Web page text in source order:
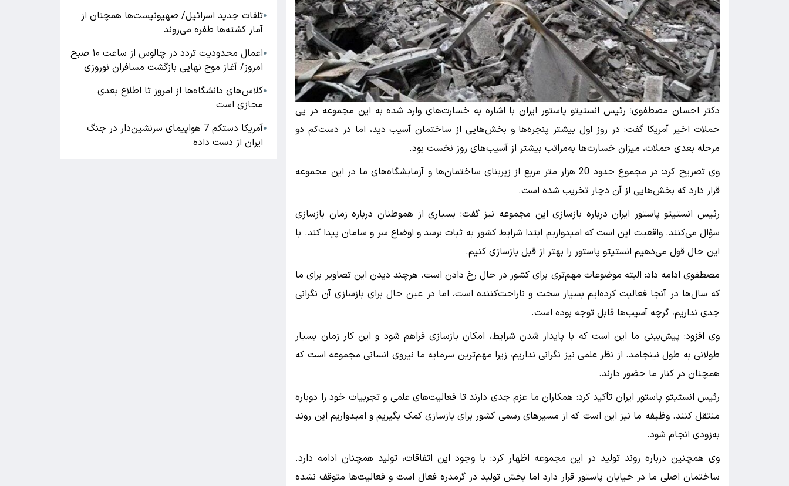
دکتر احسان مصطفوی؛ رئیس انستیتو پاستور ایران با اشاره به خسارت‌های وارد شده به این مجموعه در پی
حملات اخیر آمریکا گفت: در روز اول بیشتر پنجره‌ها و بخش‌هایی از ساختمان آسیب دید، اما در دست‌کم دو
مرحله بعدی حملات، میزان خسارت‌ها به‌مراتب بیشتر از آسیب‌های روز نخست بود.
وی تصریح کرد: در مجموع حدود 20 هزار متر مربع از زیربنای ساختمان‌ها و آزمایشگاه‌های ما در این مجموعه
قرار دارد که بخش‌هایی از آن دچار تخریب شده است.
رئیس انستیتو پاستور ایران درباره بازسازی این مجموعه نیز گفت: بسیاری از هموطنان درباره زمان بازسازی
سؤال می‌کنند. واقعیت این است که امیدواریم ابتدا شرایط کشور به ثبات برسد و اوضاع سر و سامان پیدا کند. با
این حال قول می‌دهیم انستیتو پاستور را بهتر از قبل بازسازی کنیم.
مصطفوی ادامه داد: البته موضوعات مهم‌تری برای کشور در حال رخ دادن است. هرچند دیدن این تصاویر برای ما
که سال‌ها در آنجا فعالیت کرده‌ایم بسیار سخت و ناراحت‌کننده است، اما در عین حال برای بازسازی آن نگرانی
جدی نداریم، گرچه آسیب‌ها قابل توجه بوده است.
وی افزود: پیش‌بینی ما این است که با پایدار شدن شرایط، امکان بازسازی فراهم شود و این کار زمان بسیار
طولانی به طول نینجامد. از نظر علمی نیز نگرانی نداریم، زیرا مهم‌ترین سرمایه ما نیروی انسانی مجموعه است که
همچنان در کنار ما حضور دارند.
رئیس انستیتو پاستور ایران تأکید کرد: همکاران ما عزم جدی دارند تا فعالیت‌های علمی و تجربیات خود را دوباره
منتقل کنند. وظیفه ما نیز این است که از مسیرهای رسمی کشور برای بازسازی کمک بگیریم و امیدواریم این روند
به‌زودی انجام شود.
وی همچنین درباره روند تولید در این مجموعه اظهار کرد: با وجود این اتفاقات، تولید همچنان ادامه دارد.
ساختمان اصلی ما در خیابان پاستور قرار دارد اما بخش تولید در گرمدره فعال است و فعالیت‌ها متوقف نشده
●تلفات جدید اسرائیل/ صهیونیست‌ها همچنان از
آمار کشته‌ها طفره می‌روند
●
اعمال محدودیت تردد در چالوس از ساعت ۱۰ صبح
امروز/ آغاز موج نهایی بازگشت مسافران نوروزی
●کلاس‌های دانشگاه‌ها از امروز تا اطلاع بعدی
مجازی است
●
آمریکا دستکم 7 هواپیمای سرنشین‌دار در جنگ
ایران از دست داده